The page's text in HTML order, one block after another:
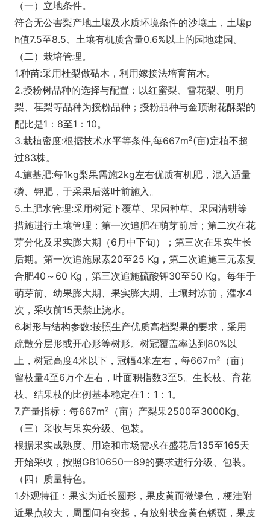
（一）立地条件。
符合无公害梨产地土壤及水质环境条件的沙壤土，土壤p
h值7.5至8.5、土壤有机质含量0.6%以上的园地建园。
（二）栽培管理。
1.种苗:采用杜梨做砧木，利用嫁接法培育苗木。
2.授粉树品种的选择与配置：以红蜜梨、雪花梨、明月
梨、荏梨等品种为授粉品种；授粉品种与金顶谢花酥梨的
配比是1：8至1：10。
3.栽植密度:根据技术水平等条件,每667m²(亩)定植不超
过83株。
4.施基肥:每1kg梨果需施2kg左右优质有机肥，混入适量
磷、钾肥，于采果后落叶前施入。
5.土肥水管理:采用树冠下覆草、果园种草、果园清耕等
措施进行土壤管理；第一次追肥在萌芽前后；第二次在花
芽分化及果实膨大期（6月中下旬）；第三次在果实生长
后期。第一次追施尿素20至25 Kg，第二次追施三元素复
合肥40～60 Kg，第三次追施硫酸钾30至50 Kg。每年于
萌芽前、幼果膨大期、果实膨大期、土壤封冻前，灌水4
次，采收前15天禁止浇水。
6.树形与结构参数:按照生产优质高档梨果的要求，采用
疏散分层形或开心形等树形。树冠覆盖率达到80%以
上，树冠高度4米以下，冠幅4米左右，每667m²（亩）
留枝量4至6万个左右，叶面积指数3至5。生长枝、育花
枝、结果枝的比例基本稳定在1：1：1。
7.产量指标：每667m²（亩）产梨果2500至3000Kg。
（三）采收与果实分级、包装。
根据果实成熟度、用途和市场需求在盛花后135至165天
开始采收，按照GB10650—89的要求进行分级、包装。
（四）质量特色。
1.外观特征：果实为近长圆形，果皮黄而微绿色，梗洼附
近果点较大，周围间有突起，有放射状金黄色锈斑，果皮